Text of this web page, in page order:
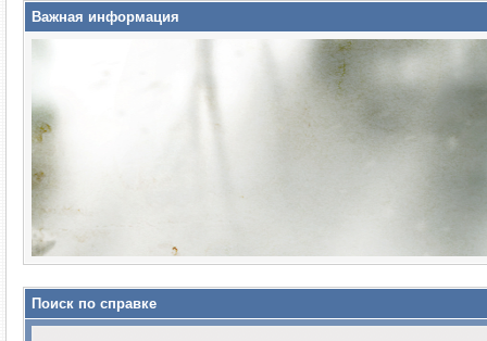
Важная информация
Поиск по справке